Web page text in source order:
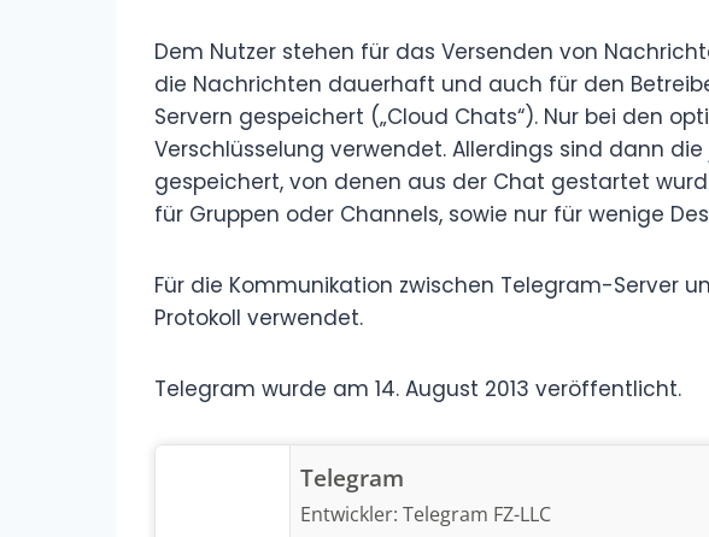
Dem Nutzer stehen für das Versenden von
die Nachrichten dauerhaft und auch für den
Servern gespeichert („Cloud Chats“). Nur bei den
Verschlüsselung verwendet. Allerdings sind dann
gespeichert, von denen aus der Chat gestartet
für Gruppen oder Channels, sowie nur für wenige
Für die Kommunikation zwischen Telegram-Server
Protokoll verwendet.
Telegram wurde am 14. August 2013 veröffentlicht.
Telegram
Entwickler: Telegram FZ-LLC